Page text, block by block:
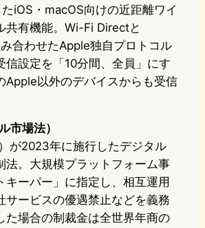
iOS・macOS向けの近距離ワイ
共有機能。Wi-Fi Directと
合わせたApple独自プロトコル
信設定を「10分間、全員」にす
Apple以外のデバイスからも受信
市場法）
が2023年に施行したデジタル
法。大規模プラットフォーム事
キーパー」に指定し、相互運用
サービスの優遇禁止などを義務
た場合の制裁金は全世界年商の